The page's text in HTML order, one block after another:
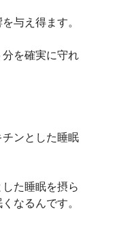
与え得ます。
を確実に守れ
ンとした睡眠
た睡眠を摂ら
なるんです。